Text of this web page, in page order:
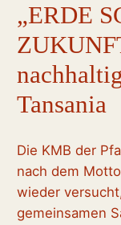
„ERDE
Tansania
Die KMB der
nach dem Motto
wieder
gemeinsamen